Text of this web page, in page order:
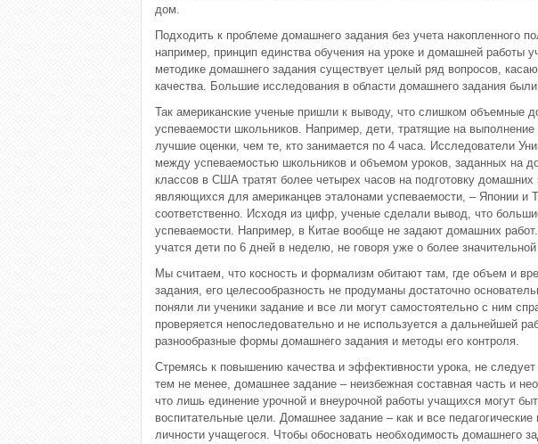
дом.
Подходить к проблеме домашнего задания без учета накопленного
например, принцип единства обучения на уроке и домашней работы
методике домашнего задания существует целый ряд вопросов,
качества. Большие исследования в области домашнего задания
Так американские ученые пришли к выводу, что слишком объемные
успеваемости школьников. Например, дети, тратящие на
лучшие оценки, чем те, кто занимается по 4 часа. Исследователи
между успеваемостью школьников и объемом уроков, заданных на
классов в США тратят более четырех часов на подготовку
являющихся для американцев эталонами успеваемости, – Японии и
соответственно. Исходя из цифр, ученые сделали вывод, что
успеваемости. Например, в Китае вообще не задают домашних
учатся дети по 6 дней в неделю, не говоря уже о более
Мы считаем, что косность и формализм обитают там, где объем и
задания, его целесообразность не продуманы достаточно
поняли ли ученики задание и все ли могут самостоятельно с ним
проверяется непоследовательно и не используется а дальнейшей
разнообразные формы домашнего задания и методы его контроля.
Стремясь к повышению качества и эффективности урока, не следует
тем не менее, домашнее задание – неизбежная составная часть и
что лишь единение урочной и внеурочной работы учащихся могут
воспитательные цели. Домашнее задание – как и все
личности учащегося. Чтобы обосновать необходимость домашнего